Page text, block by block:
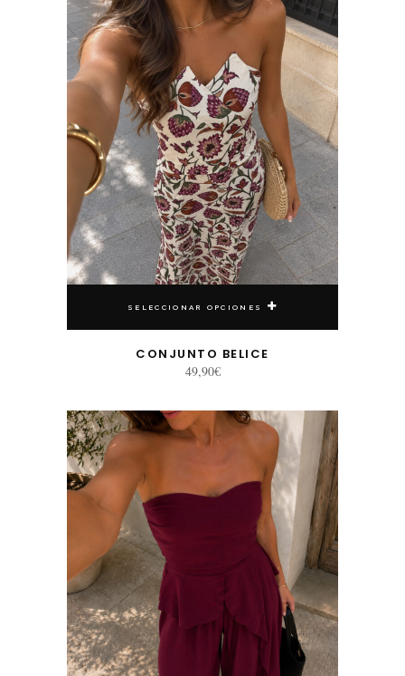
SELECCIONAR OPCIONES
CONJUNTO BELICE
49,90€